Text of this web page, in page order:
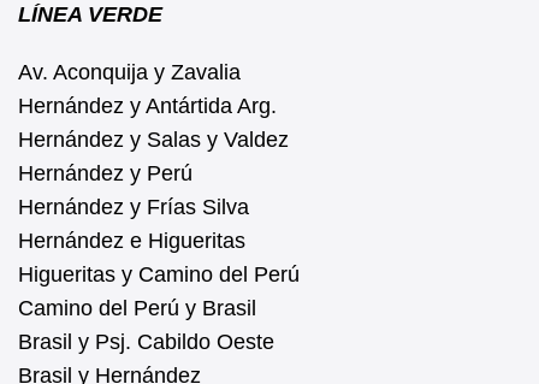
LÍNEA VERDE
Av. Aconquija y Zavalia
Hernández y Antártida Arg.
Hernández y Salas y Valdez
Hernández y Perú
Hernández y Frías Silva
Hernández e Higueritas
Higueritas y Camino del Perú
Camino del Perú y Brasil
Brasil y Psj. Cabildo Oeste
Brasil y Hernández